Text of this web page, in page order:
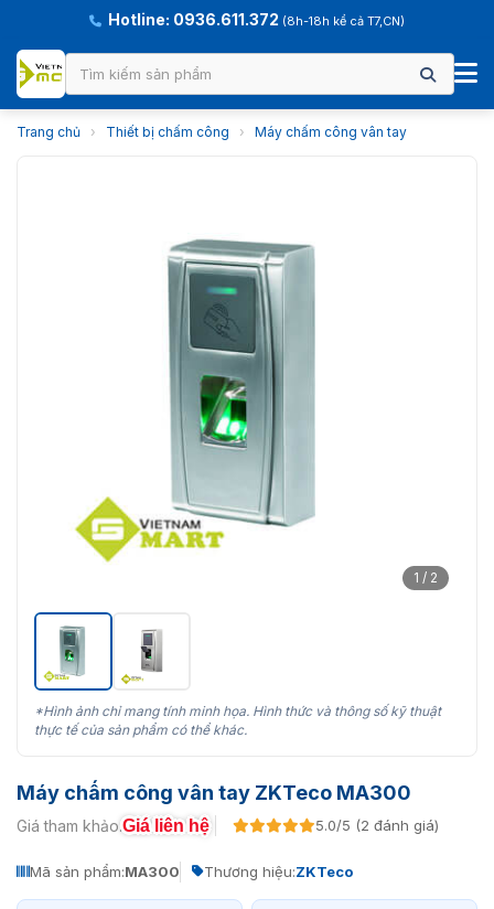
Hotline: 0936.611.372 (8h-18h kể cả T7,CN)
Trang chủ › Thiết bị chấm công › Máy chấm công vân tay
1 / 2
*Hình ảnh chỉ mang tính minh họa. Hình thức và thông số kỹ thuật
thực tế của sản phẩm có thể khác.
Máy chấm công vân tay ZKTeco MA300
Giá tham khảo:Giá liên hệ 5.0/5 (2 đánh giá)
Mã sản phẩm:MA300 Thương hiệu:ZKTeco